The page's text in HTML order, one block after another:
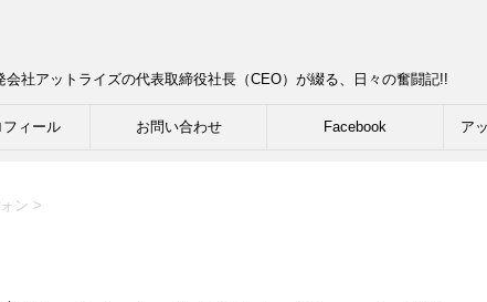
社アットライズの代表取締役社長（CEO）が綴る、日々の奮闘記!!
ィール お問い合わせ Facebook ア
ン >